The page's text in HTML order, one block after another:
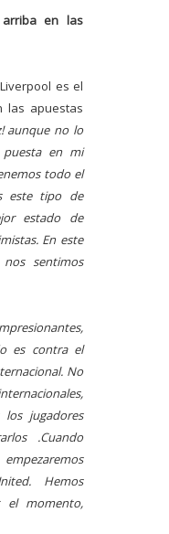
en las
es el
apuestas
aunque no lo
puesta en mi
todo el
este tipo de
estado de
En este
sentimos
es contra el
No
jugadores
.Cuando
Hemos
el momento,